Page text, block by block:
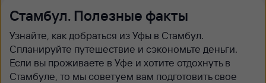
Стамбул. Полезные факты
Узнайте, как добраться из Уфы в Стамбул.
Спланируйте путешествие и сэкономьте деньги.
Если вы проживаете в Уфе и хотите отдохнуть в
Стамбуле, то мы советуем вам подготовить свое